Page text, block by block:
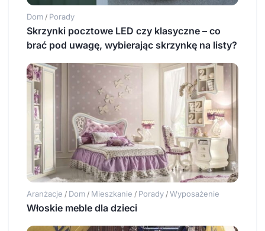
Dom / Porady
Skrzynki pocztowe LED czy klasyczne – co
brać pod uwagę, wybierając skrzynkę na listy?
Aranżacje / Dom / Mieszkanie / Porady / Wyposażenie
Włoskie meble dla dzieci